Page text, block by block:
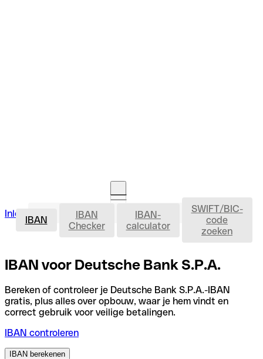
Inloggen Rekening openen IBAN
IBAN
IBAN
Checker
IBAN-
calculator
SWIFT/BIC-
code
zoeken
IBAN voor Deutsche Bank S.P.A.
Bereken of controleer je Deutsche Bank S.P.A.-IBAN
gratis, plus alles over opbouw, waar je hem vindt en
correct gebruik voor veilige betalingen.
IBAN controleren
IBAN berekenen